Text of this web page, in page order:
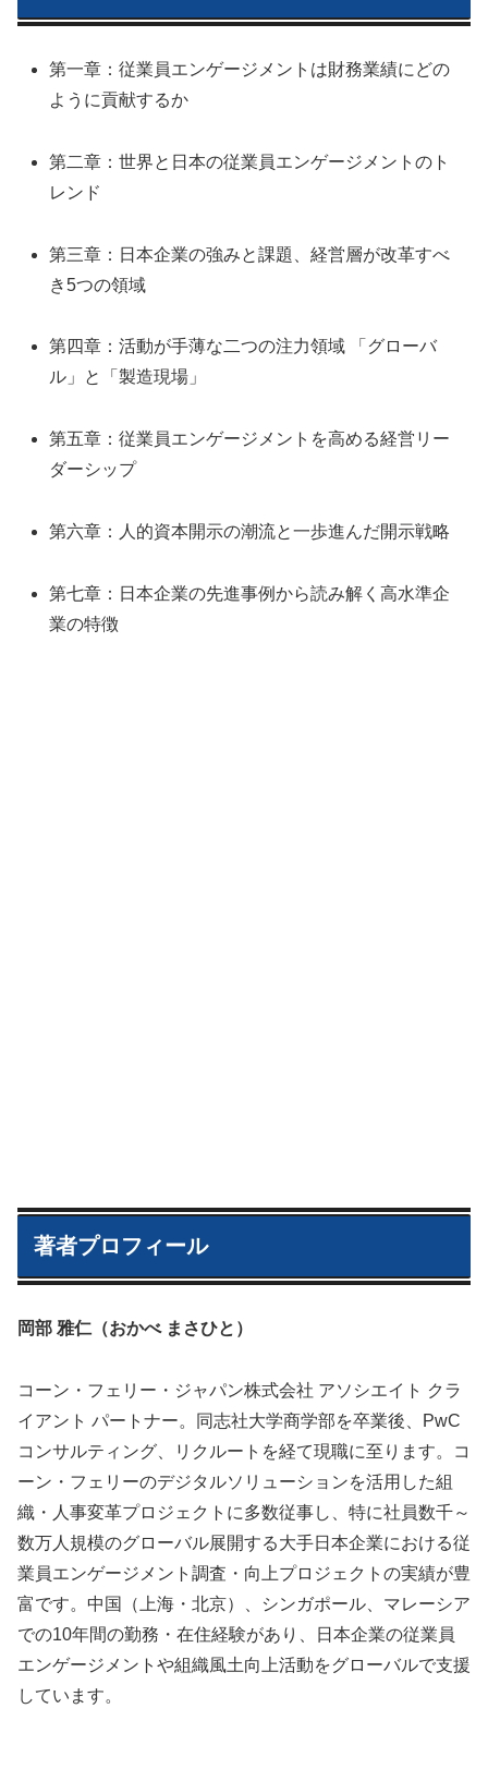
第一章：従業員エンゲージメントは財務業績にどの
ように貢献するか
第二章：世界と日本の従業員エンゲージメントのト
レンド
第三章：日本企業の強みと課題、経営層が改革すべ
き5つの領域
第四章：活動が手薄な二つの注力領域 「グローバ
ル」と「製造現場」
第五章：従業員エンゲージメントを高める経営リー
ダーシップ
第六章：人的資本開示の潮流と一歩進んだ開示戦略
第七章：日本企業の先進事例から読み解く高水準企
業の特徴
著者プロフィール
岡部 雅仁（おかべ まさひと）
コーン・フェリー・ジャパン株式会社 アソシエイト クラ
イアント パートナー。同志社大学商学部を卒業後、PwC
コンサルティング、リクルートを経て現職に至ります。コ
ーン・フェリーのデジタルソリューションを活用した組
織・人事変革プロジェクトに多数従事し、特に社員数千～
数万人規模のグローバル展開する大手日本企業における従
業員エンゲージメント調査・向上プロジェクトの実績が豊
富です。中国（上海・北京）、シンガポール、マレーシア
での10年間の勤務・在住経験があり、日本企業の従業員
エンゲージメントや組織風土向上活動をグローバルで支援
しています。